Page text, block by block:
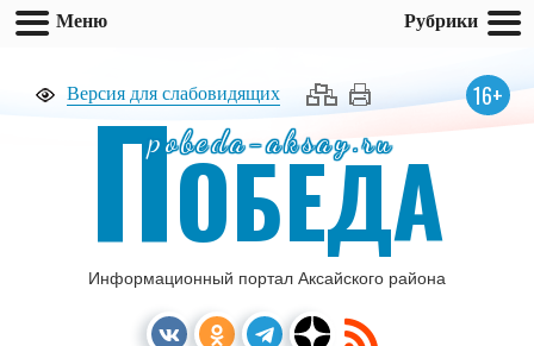
Версия для слабовидящих 16+
pobeda-aksay.ru
ПОБЕДА
Информационный портал Аксайского района
Меню Рубрики